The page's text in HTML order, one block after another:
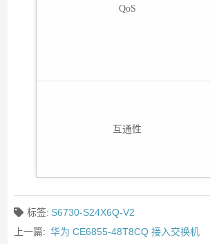
QoS
互通性
标签: S6730-S24X6Q-V2
上一篇: 华为 CE6855-48T8CQ 接入交换机